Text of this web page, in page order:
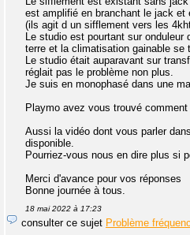
est amplifié en branchant le jack et
(ils agit d un sifflement vers les
Le studio est pourtant sur onduleur
terre et la climatisation gainable se
Le studio était auparavant sur
réglait pas le problème non plus.
Je suis en monophasé dans une
Playmo avez vous trouvé
Aussi la vidéo dont vous parler
disponible.
Pourriez-vous nous en dire plus si
Merci d'avance pour vos réponses
Bonne journée à tous.
18 mai 2022 à 17:23
consulter ce sujet Problème